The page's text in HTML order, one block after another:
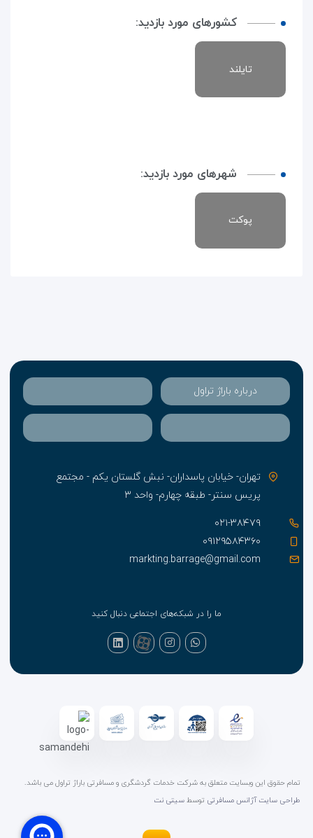
کشورهای مورد بازدید:
تایلند
شهرهای مورد بازدید:
پوکت
درباره باراژ تراول
تهران- خیابان پاسداران- نبش گلستان یکم - مجتمع
پریس سنتر- طبقه چهارم- واحد ۳
۰۲۱-۳۸۴۷۹
۰۹۱۲۹۵۸۴۳۶۰
markting.barrage@gmail.com
ما را در شبکه‌های اجتماعی دنبال کنید
تمام حقوق این وبسایت متعلق به شرکت خدمات گردشگری و مسافرتی باراژ تراول می باشد.
طراحی سایت آژانس مسافرتی توسط سیتی نت